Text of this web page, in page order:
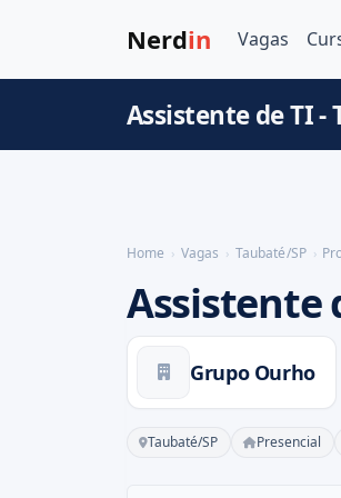
Nerdin Vagas
Assistente de TI -
Home Vagas Taubaté/SP
Assistente
Grupo Ourho
Taubaté/SP Presencial